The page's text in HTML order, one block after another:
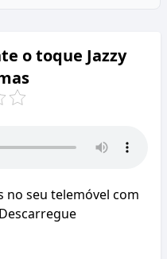
o toque Jazzy
no seu telemóvel com